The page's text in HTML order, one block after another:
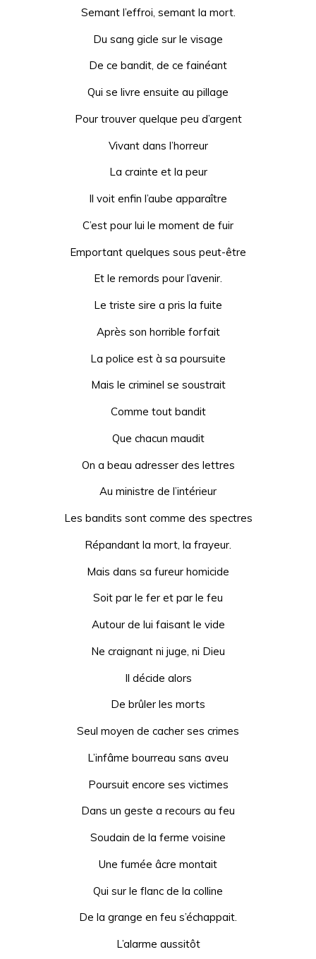
Semant l’effroi, semant la mort.
Du sang gicle sur le visage
De ce bandit, de ce fainéant
Qui se livre ensuite au pillage
Pour trouver quelque peu d’argent
Vivant dans l’horreur
La crainte et la peur
Il voit enfin l’aube apparaître
C’est pour lui le moment de fuir
Emportant quelques sous peut-être
Et le remords pour l’avenir.
Le triste sire a pris la fuite
Après son horrible forfait
La police est à sa poursuite
Mais le criminel se soustrait
Comme tout bandit
Que chacun maudit
On a beau adresser des lettres
Au ministre de l’intérieur
Les bandits sont comme des spectres
Répandant la mort, la frayeur.
Mais dans sa fureur homicide
Soit par le fer et par le feu
Autour de lui faisant le vide
Ne craignant ni juge, ni Dieu
Il décide alors
De brûler les morts
Seul moyen de cacher ses crimes
L’infâme bourreau sans aveu
Poursuit encore ses victimes
Dans un geste a recours au feu
Soudain de la ferme voisine
Une fumée âcre montait
Qui sur le flanc de la colline
De la grange en feu s’échappait.
L’alarme aussitôt